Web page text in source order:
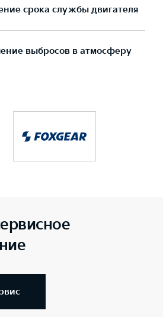
срока службы двигателя
выбросов в атмосферу